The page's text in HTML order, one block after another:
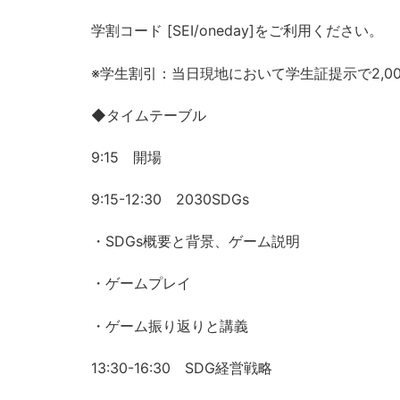
学割コード [SEI/oneday]をご利用ください。
※学生割引：当日現地において学生証提示で
◆タイムテーブル
9:15 開場
9:15-12:30 2030SDGs
・SDGs概要と背景、ゲーム説明
・ゲームプレイ
・ゲーム振り返りと講義
13:30-16:30 SDG経営戦略